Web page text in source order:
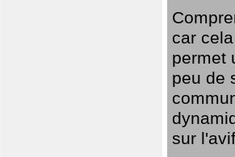
car
permet
peu de
sur